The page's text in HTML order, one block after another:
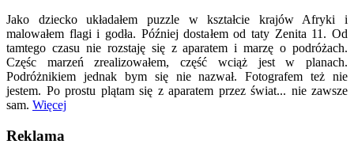
Jako dziecko układałem puzzle w kształcie krajów Afryki i
malowałem flagi i godła. Później dostałem od taty Zenita 11. Od
tamtego czasu nie rozstaję się z aparatem i marzę o podróżach.
Częśc marzeń zrealizowałem, część wciąż jest w planach.
Podróżnikiem jednak bym się nie nazwał. Fotografem też nie
jestem. Po prostu plątam się z aparatem przez świat... nie zawsze
sam. Więcej
Reklama